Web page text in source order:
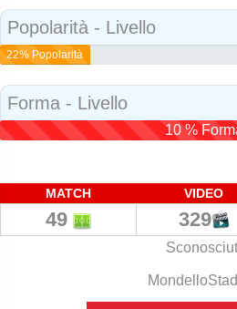
Popolarità - Livello
22% Popolarità
Forma - Livello
10 %
MATCH VIDEO
49 329